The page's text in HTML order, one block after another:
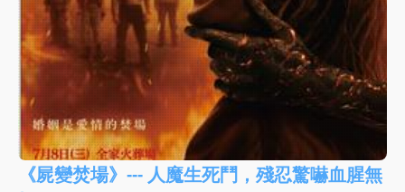
《屍變焚場》--- 人魔生死鬥，殘忍驚嚇血腥無